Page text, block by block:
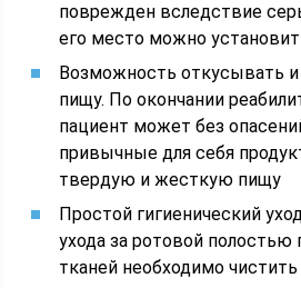
поврежден вследствие
его место можно
Возможность откусывать
пищу. По окончании
пациент может без
привычные для себя
твердую и жесткую пищу
Простой гигиенический
ухода за ротовой полостью
тканей необходимо